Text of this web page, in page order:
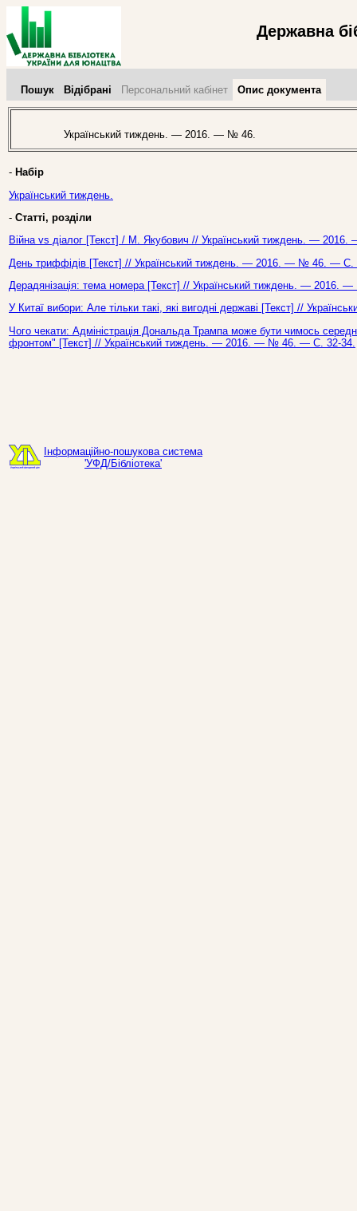
Державна
Пошук Відібрані Персональний кабінет Опис документа
Український тиждень. — 2016. — № 46.
- Набір
Український тиждень.
- Статті, розділи
Війна vs діалог [Текст] / М. Якубович // Український тиждень. —
День триффідів [Текст] // Український тиждень. — 2016. — № 46. — С.
Дерадянізація: тема номера [Текст] // Український тиждень. —
У Китаї вибори: Але тільки такі, які вигодні державі [Текст] //
Чого чекати: Адміністрація Дональда Трампа може бути чимось
фронтом" [Текст] // Український тиждень. — 2016. — № 46. — С. 32-34.
Інформаційно-пошукова система
'УФД/Бібліотека'